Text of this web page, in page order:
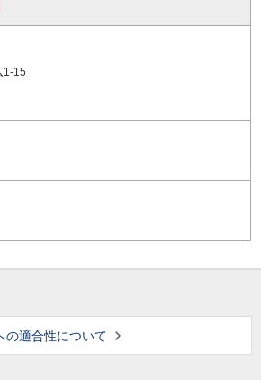
1-15
の適合性について